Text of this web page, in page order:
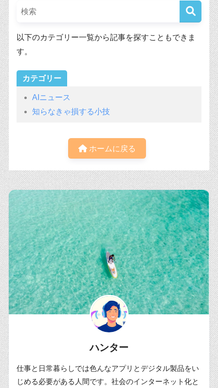
以下のカテゴリー一覧から記事を探すこともできま
す。
カテゴリー
AIニュース
知らなきゃ損する小技
ホームに戻る
ハンター
仕事と日常暮らしでは色んなアプリとデジタル製品をい
じめる必要がある人間です。社会のインターネット化と